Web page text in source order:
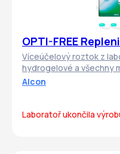
OPTI-FREE
Víceúčelový roztok z
hydrogelové a všechny
Alcon
Laboratoř ukončila